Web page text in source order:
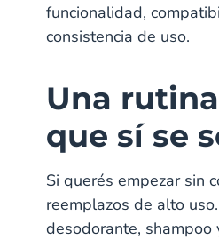
funcionalidad,
consistencia de uso.
Una
que sí se
Si querés empezar sin
reemplazos de alto
desodorante, shampoo